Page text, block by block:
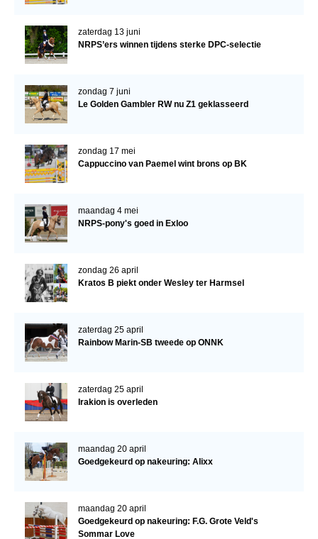
KALENDER
Evenementen
ACCOUNT AANMAKEN
zaterdag 13 juni
NRPS’ers winnen tijdens sterke DPC-selectie
zondag 7 juni
Le Golden Gambler RW nu Z1 geklasseerd
zondag 17 mei
Cappuccino van Paemel wint brons op BK
maandag 4 mei
NRPS-pony's goed in Exloo
zondag 26 april
Kratos B piekt onder Wesley ter Harmsel
zaterdag 25 april
Rainbow Marin-SB tweede op ONNK
zaterdag 25 april
Irakion is overleden
maandag 20 april
Goedgekeurd op nakeuring: Alixx
maandag 20 april
Goedgekeurd op nakeuring: F.G. Grote Veld's
Sommar Love